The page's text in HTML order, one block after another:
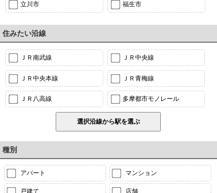
立川市 福生市
住みたい沿線
ＪＲ南武線 ＪＲ中央線
ＪＲ中央本線 ＪＲ青梅線
ＪＲ八高線 多摩都市モノレール
種別
アパート マンション
戸建て 店舗